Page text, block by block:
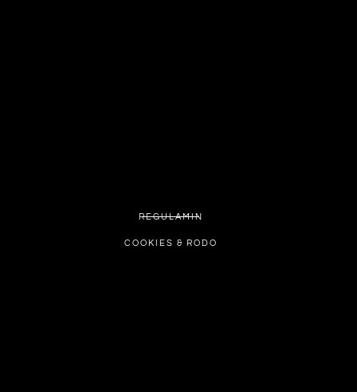
REGULAMIN
COOKIES & RODO